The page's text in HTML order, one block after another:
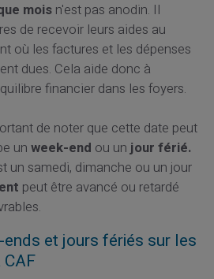
moisn'est pas anodin. Il
de recevoir leurs aides au
où les factures et les dépenses
dues. Cela aide donc à
financier dans les foyers.
de noter que cette date peut
un week-end ou unjour férié.
un samedi, dimanche ou un jour
peut être avancé ou retardé
et jours fériés sur les